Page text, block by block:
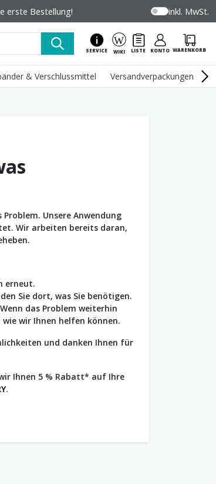
erste Bestellung! inkl. MwSt.
SERVICE WIKI LISTE KONTO WARENKORB
& Verschlussmittel Versandverpackungen
Unsere Anwendung
Wir arbeiten bereits daran,
erneut.
Sie dort, was Sie benötigen.
das Problem weiterhin
wir Ihnen helfen können.
und danken Ihnen für
Ihnen 5 % Rabatt* auf Ihre
.